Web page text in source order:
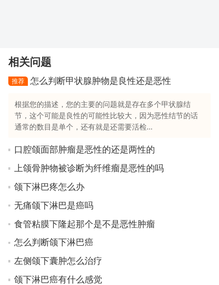
相关问题
推荐 怎么判断甲状腺肿物是良性还是恶性
根据您的描述，您的主要的问题就是存在多个甲状腺结
节，这个可能是良性的可能性比较大，因为恶性结节的话
通常的数目是单个，还有就是还需要活检...
口腔颌面部肿瘤是恶性的还是两性的
上颌骨肿物被诊断为纤维瘤是恶性的吗
颌下淋巴疼怎么办
无痛颌下淋巴是癌吗
食管粘膜下隆起那个是不是恶性肿瘤
怎么判断颌下淋巴癌
左侧颌下囊肿怎么治疗
颌下淋巴癌有什么感觉